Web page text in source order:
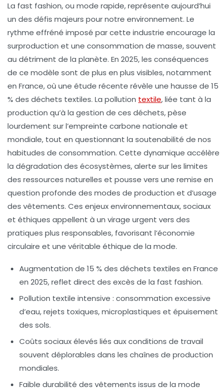
La fast fashion, ou mode rapide, représente aujourd’hui
un des défis majeurs pour notre environnement. Le
rythme effréné imposé par cette industrie encourage la
surproduction et une consommation de masse, souvent
au détriment de la planète. En 2025, les conséquences
de ce modèle sont de plus en plus visibles, notamment
en France, où une étude récente révèle une hausse de 15
% des déchets textiles. La pollution textile, liée tant à la
production qu’à la gestion de ces déchets, pèse
lourdement sur l’empreinte carbone nationale et
mondiale, tout en questionnant la soutenabilité de nos
habitudes de consommation. Cette dynamique accélère
la dégradation des écosystèmes, alerte sur les limites
des ressources naturelles et pousse vers une remise en
question profonde des modes de production et d’usage
des vêtements. Ces enjeux environnementaux, sociaux
et éthiques appellent à un virage urgent vers des
pratiques plus responsables, favorisant l’économie
circulaire et une véritable éthique de la mode.
Augmentation de 15 % des déchets textiles en France
en 2025, reflet direct des excès de la fast fashion.
Pollution textile intensive : consommation excessive
d’eau, rejets toxiques, microplastiques et épuisement
des sols.
Coûts sociaux élevés liés aux conditions de travail
souvent déplorables dans les chaînes de production
mondiales.
Faible durabilité des vêtements issus de la mode